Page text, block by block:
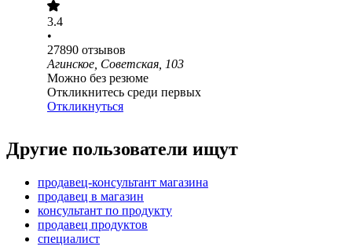
3.4
•
27890 отзывов
Агинское, Советская, 103
Можно без резюме
Откликнитесь среди первых
Откликнуться
Другие пользователи ищут
продавец-консультант магазина
продавец в магазин
консультант по продукту
продавец продуктов
специалист